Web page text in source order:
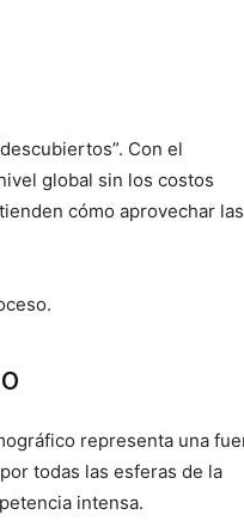
Con el
global sin los costos
cómo aprovechar las
representa una
todas las esferas de la
intensa.